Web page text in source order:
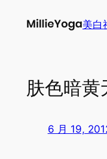
美白
肤色暗
6 月 19,